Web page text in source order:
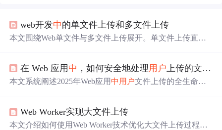
web开发中的单文件上传和多文件上传
本文围绕Web单文件与多文件上传展开。单文件上传直观
可批量处理，借助HTML5属性、第三方库等技术，可采用
分组上传、断点续传等优化策略，提升用户体验。
在 Web 应用 中 ，如何安全地处理用户 上传的文件？
本文系统阐述2025年Web应用 中 用户文件上传的全生命周
L访问控制等关键环节，并结合GDPR和PCI DSS 4.0合规要
求，强调纵深防御、白名单策略、流式处理、静态加密及
Web Worker实现大文件上传
本文介绍如何使用Web Worker技术优化大文件上传过程，